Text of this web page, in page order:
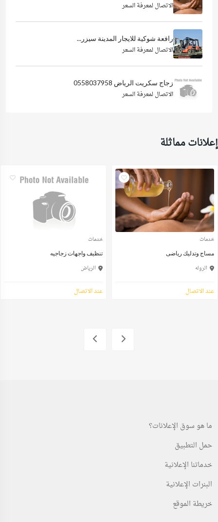
الاتصال لمعرفة السعر
رافعة شوكية للايجار المدينة سيزر...
الاتصال لمعرفة السعر
زجاج سكريت الرياض 0558037958
الاتصال لمعرفة السعر
إعلانات مماثلة
خدمات
مساج وتدليك رياضى
الروله
عند الاتصال
خدمات
تنظيف واجهات زجاجيه
الرياض
عند الاتصال
ما هو سوق الإعلانات؟
حمل التطبيق
خدماتنا الإعلانية
البنرات الإعلانية
خريطة الموقع